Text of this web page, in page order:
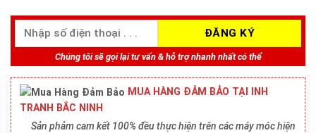
Chúng tôi sẽ gọi lại tư vấn & hỗ trợ nhanh nhất có thể
MUA HÀNG ĐẢM BẢO TẠI INH
TRANH BẮC NINH
Sản phảm cam kết 100% đều thực hiện trên các máy móc hiện